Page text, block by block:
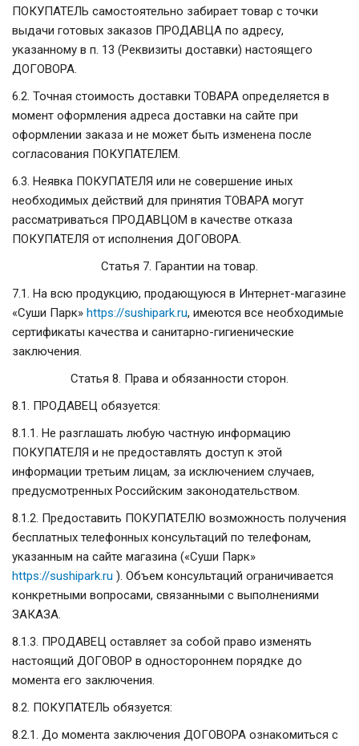
ПОКУПАТЕЛЬ самостоятельно забирает товар с точки
выдачи готовых заказов ПРОДАВЦА по адресу,
указанному в п. 13 (Реквизиты доставки) настоящего
ДОГОВОРА.
6.2. Точная стоимость доставки ТОВАРА определяется в
момент оформления адреса доставки на сайте при
оформлении заказа и не может быть изменена после
согласования ПОКУПАТЕЛЕМ.
6.3. Неявка ПОКУПАТЕЛЯ или не совершение иных
необходимых действий для принятия ТОВАРА могут
рассматриваться ПРОДАВЦОМ в качестве отказа
ПОКУПАТЕЛЯ от исполнения ДОГОВОРА.
Статья 7. Гарантии на товар.
7.1. На всю продукцию, продающуюся в Интернет-магазине
«Суши Парк» https://sushipark.ru, имеются все необходимые
сертификаты качества и санитарно-гигиенические
заключения.
Статья 8. Права и обязанности сторон.
8.1. ПРОДАВЕЦ обязуется:
8.1.1. Не разглашать любую частную информацию
ПОКУПАТЕЛЯ и не предоставлять доступ к этой
информации третьим лицам, за исключением случаев,
предусмотренных Российским законодательством.
8.1.2. Предоставить ПОКУПАТЕЛЮ возможность получения
бесплатных телефонных консультаций по телефонам,
указанным на сайте магазина («Суши Парк»
https://sushipark.ru ). Объем консультаций ограничивается
конкретными вопросами, связанными с выполнениями
ЗАКАЗА.
8.1.3. ПРОДАВЕЦ оставляет за собой право изменять
настоящий ДОГОВОР в одностороннем порядке до
момента его заключения.
8.2. ПОКУПАТЕЛЬ обязуется:
8.2.1. До момента заключения ДОГОВОРА ознакомиться с